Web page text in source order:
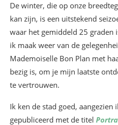
De winter, die op onze
kan zijn, is een uitstekend
waar het gemiddeld 25 graden
ik maak weer van de
Mademoiselle Bon Plan met
bezig is, om je mijn laatste
te vertrouwen.
Ik ken de stad goed, aangezien
gepubliceerd met de titel